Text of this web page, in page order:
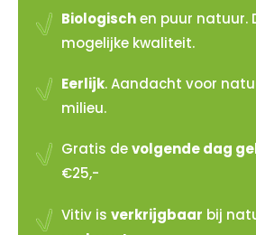
Biologischen puur natuur.
mogelijke kwaliteit.
Eerlijk. Aandacht voor
milieu.
Gratis devolgende dag
€25,-
Vitiv is verkrijgbaar bij